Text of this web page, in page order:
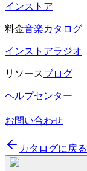
インストア
料金音楽カタログ
インストアラジオ
リソースブログ
ヘルプセンター
お問い合わせ
カタログに戻る